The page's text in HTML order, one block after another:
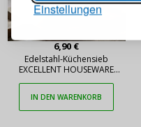
Einstellungen
6,90 €
Edelstahl-Küchensieb
EXCELLENT HOUSEWARE
IN DEN WARENKORB